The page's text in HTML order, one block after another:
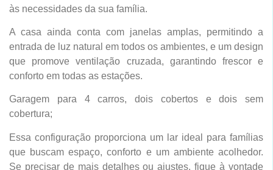
às necessidades da sua família.
A casa ainda conta com janelas amplas, permitindo a
entrada de luz natural em todos os ambientes, e um design
que promove ventilação cruzada, garantindo frescor e
conforto em todas as estações.
Garagem para 4 carros, dois cobertos e dois sem
cobertura;
Essa configuração proporciona um lar ideal para famílias
que buscam espaço, conforto e um ambiente acolhedor.
Se precisar de mais detalhes ou ajustes, fique à vontade